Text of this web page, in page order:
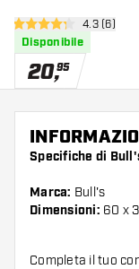
apri
4.3 stelle di valutazione
4.3 (6)
Disponibile
20,95
Specifiche di
Marca: Bull's
Dimensioni: 60 x
Completa il tuo